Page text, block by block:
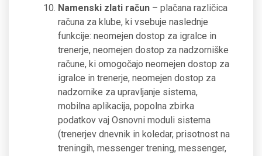
Namenski zlati račun – plačana različica
računa za klube, ki vsebuje naslednje
funkcije: neomejen dostop za igralce in
trenerje, neomejen dostop za nadzorniške
račune, ki omogočajo neomejen dostop za
igralce in trenerje, neomejen dostop za
nadzornike za upravljanje sistema,
mobilna aplikacija, popolna zbirka
podatkov vaj Osnovni moduli sistema
(trenerjev dnevnik in koledar, prisotnost na
treningih, messenger trening, messenger,